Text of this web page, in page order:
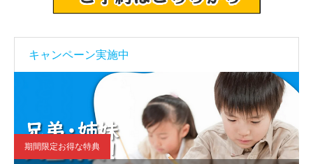
キャンペーン実施中
期間限定お得な特典